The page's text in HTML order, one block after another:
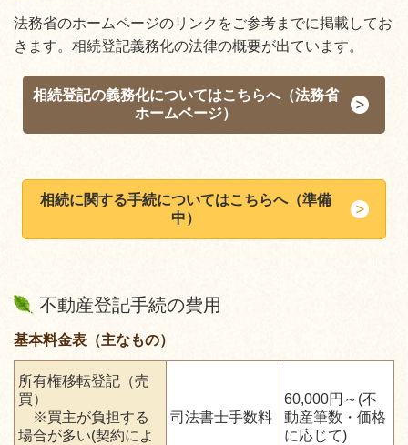
法務省のホームページのリンクをご参考までに掲載してお
きます。相続登記義務化の法律の概要が出ています。
相続登記の義務化についてはこちらへ（法務省
ホームページ）
相続に関する手続についてはこちらへ（準備
中）
不動産登記手続の費用
基本料金表（主なもの）
所有権移転登記（売
買）
※買主が負担する
場合が多い(契約によ
司法書士手数料
60,000円～(不
動産筆数・価格
に応じて)